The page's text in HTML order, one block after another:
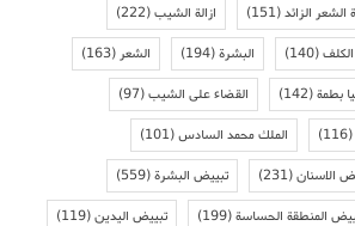
الشعر الزائد(151) ازالة الشيب(222)
الكلف(140) البشرة(194) الشعر(163)
بطمة(142) القضاء على الشيب(97)
(116) الملك محمد السادس(101)
الاسنان(231) تبييض البشرة(559)
المنطقة الحساسة(199) تبييض اليدين(119)